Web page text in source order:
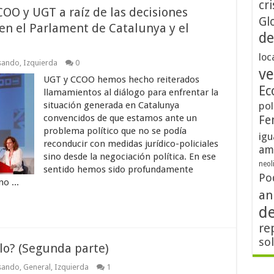
y UGT a raíz de las decisiones
el Parlament de Catalunya y el
, Izquierda 0
UGT y CCOO hemos hecho reiterados
llamamientos al diálogo para enfrentar la
situación generada en Catalunya
convencidos de que estamos ante un
problema político que no se podía
reconducir con medidas jurídico-policiales
sino desde la negociación política. En ese
sentido hemos sido profundamente
...
(Segunda parte)
, General , Izquierda 1